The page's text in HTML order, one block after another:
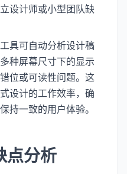
设计师或小型团队缺
具可自动分析设计稿
种屏幕尺寸下的显示
位或可读性问题。这
设计的工作效率，确
持一致的用户体验。
点分析